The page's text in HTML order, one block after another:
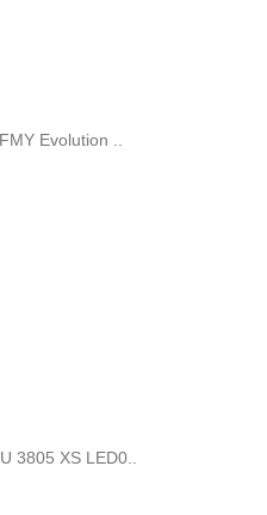
Evolution ..
3805 XS LED0..